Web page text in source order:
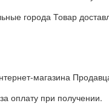
города Товар
магазина
оплату при получении.